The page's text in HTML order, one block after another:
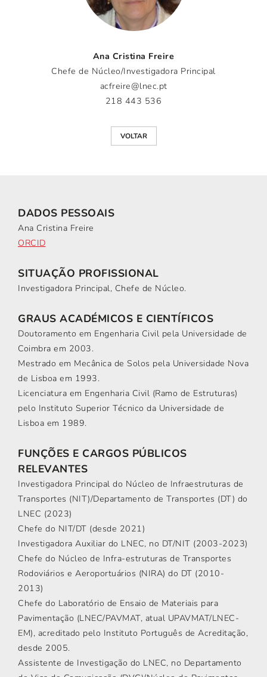
Ana Cristina Freire
Chefe de Núcleo/Investigadora Principal
acfreire@lnec.pt
218 443 536
VOLTAR
DADOS PESSOAIS
Ana Cristina Freire
ORCID
SITUAÇÃO PROFISSIONAL
Investigadora Principal, Chefe de Núcleo.
GRAUS ACADÉMICOS E CIENTÍFICOS
Doutoramento em Engenharia Civil pela Universidade de
Coimbra em 2003.
Mestrado em Mecânica de Solos pela Universidade Nova
de Lisboa em 1993.
Licenciatura em Engenharia Civil (Ramo de Estruturas)
pelo Instituto Superior Técnico da Universidade de
Lisboa em 1989.
FUNÇÕES E CARGOS PÚBLICOS
RELEVANTES
Investigadora Principal do Núcleo de Infraestruturas de
Transportes (NIT)/Departamento de Transportes (DT) do
LNEC (2023)
Chefe do NIT/DT (desde 2021)
Investigadora Auxiliar do LNEC, no DT/NIT (2003-2023)
Chefe do Núcleo de Infra-estruturas de Transportes
Rodoviários e Aeroportuários (NIRA) do DT (2010-
2013)
Chefe do Laboratório de Ensaio de Materiais para
Pavimentação (LNEC/PAVMAT, atual UPAVMAT/LNEC-
EM), acreditado pelo Instituto Português de Acreditação,
desde 2005.
Assistente de Investigação do LNEC, no Departamento